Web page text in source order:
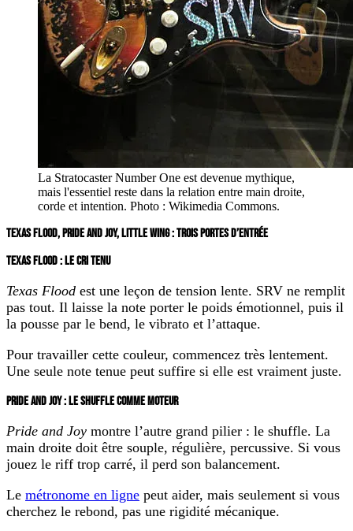
La Stratocaster Number One est devenue mythique,
mais l'essentiel reste dans la relation entre main droite,
corde et intention. Photo : Wikimedia Commons.
TEXAS FLOOD, PRIDE AND JOY, LITTLE WING : TROIS PORTES D’ENTRÉE
TEXAS FLOOD : LE CRI TENU
Texas Flood est une leçon de tension lente. SRV ne remplit
pas tout. Il laisse la note porter le poids émotionnel, puis il
la pousse par le bend, le vibrato et l’attaque.
Pour travailler cette couleur, commencez très lentement.
Une seule note tenue peut suffire si elle est vraiment juste.
PRIDE AND JOY : LE SHUFFLE COMME MOTEUR
Pride and Joy montre l’autre grand pilier : le shuffle. La
main droite doit être souple, régulière, percussive. Si vous
jouez le riff trop carré, il perd son balancement.
Le métronome en ligne peut aider, mais seulement si vous
cherchez le rebond, pas une rigidité mécanique.